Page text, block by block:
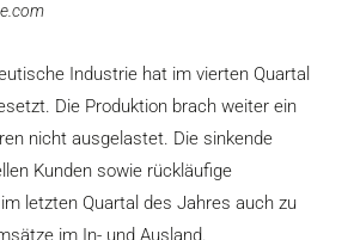
Industrie hat im vierten Quartal
Die Produktion brach weiter ein
nicht ausgelastet. Die sinkende
Kunden sowie rückläufige
letzten Quartal des Jahres auch zu
im In- und Ausland.